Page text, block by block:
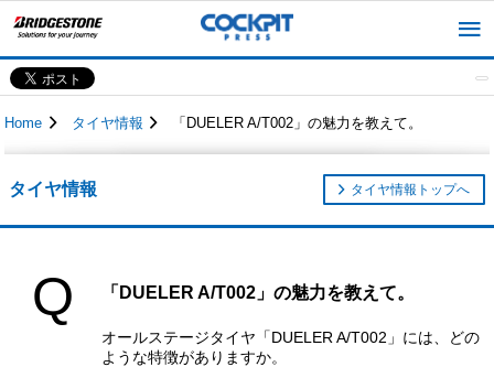
Home タイヤ情報 「DUELER A/T002」の魅力を教えて。
タイヤ情報 タイヤ情報トップへ
Q 「DUELER A/T002」の魅力を教えて。
オールステージタイヤ「DUELER A/T002」には、どの
ような特徴がありますか。